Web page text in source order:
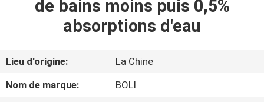
MAISON
VIDÉOS
de bains moins puis 0,5%
absorptions d'eau
Lieu d'origine:
La Chine
Nom de marque:
BOLI